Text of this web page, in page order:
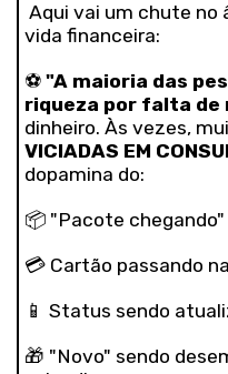
Aqui vai um chute no
vida financeira:
⚽ "A maioria das
riqueza por falta de
dinheiro. Às vezes,
VICIADAS EM
dopamina do:
📦 "Pacote chegando"
💳 Cartão passando
📱 Status sendo
🎁 "Novo" sendo